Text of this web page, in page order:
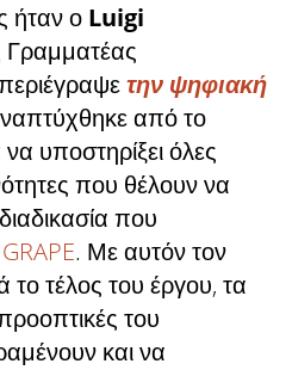
ήταν ο Luigi
Γραμματέας
την ψηφιακή
από το
υποστηρίξει όλες
που θέλουν να
που
GRAPE. Με αυτόν τον
τέλος του έργου, τα
του
και να